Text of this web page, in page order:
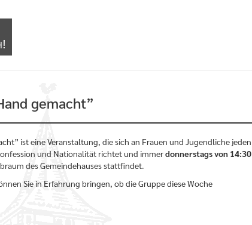
gemacht”
ist eine Veranstaltung, die sich an Frauen und Jugendliche jeden
und Nationalität richtet und immerdonnerstags von 14:30
des Gemeindehauses stattfindet.
Sie in Erfahrung bringen, ob die Gruppe diese Woche